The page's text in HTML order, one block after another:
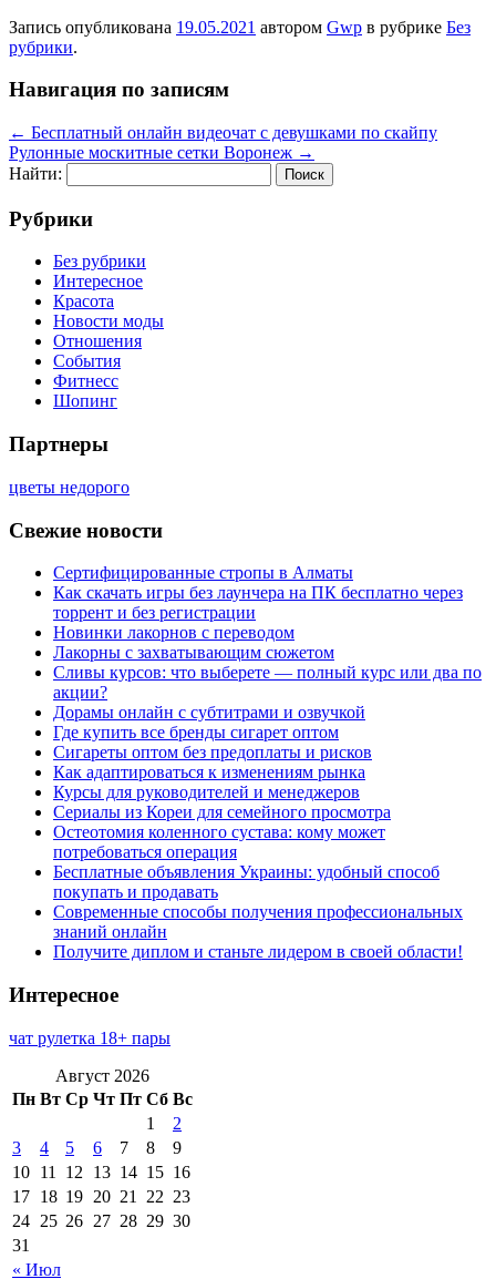
Запись опубликована 19.05.2021 автором Gwp в рубрике Без
рубрики.
Навигация по записям
← Бесплатный онлайн видеочат с девушками по скайпу
Рулонные москитные сетки Воронеж →
Найти:
Рубрики
Без рубрики
Интересное
Красота
Новости моды
Отношения
События
Фитнесс
Шопинг
Партнеры
цветы недорого
Свежие новости
Сертифицированные стропы в Алматы
Как скачать игры без лаунчера на ПК бесплатно через
торрент и без регистрации
Новинки лакорнов с переводом
Лакорны с захватывающим сюжетом
Сливы курсов: что выберете — полный курс или два по
акции?
Дорамы онлайн с субтитрами и озвучкой
Где купить все бренды сигарет оптом
Сигареты оптом без предоплаты и рисков
Как адаптироваться к изменениям рынка
Курсы для руководителей и менеджеров
Сериалы из Кореи для семейного просмотра
Остеотомия коленного сустава: кому может
потребоваться операция
Бесплатные объявления Украины: удобный способ
покупать и продавать
Современные способы получения профессиональных
знаний онлайн
Получите диплом и станьте лидером в своей области!
Интересное
чат рулетка 18+ пары
Август 2026
Пн Вт Ср Чт Пт Сб Вс
« Июл
1
2
3
4 5 6 7 8
9
10 11 12 13 14 15 16
17 18 19 20 21 22 23
24 25 26 27 28 29 30
31